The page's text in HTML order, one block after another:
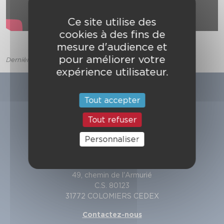
Dernière mise à jour le 30 juin 2026
49, chemin de l'Armurié
C.S. 80123
31772 COLOMIERS CEDEX
Contactez-nous
Ce site utilise des
cookies à des fins de
mesure d'audience et
pour améliorer votre
expérience utilisateur.
Tout accepter
Tout refuser
Personnaliser